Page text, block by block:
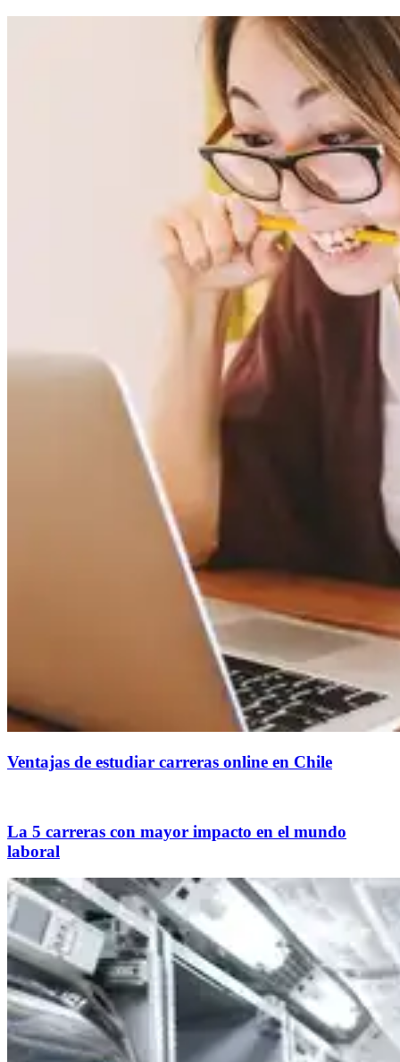
Ventajas de estudiar carreras online en Chile
La 5 carreras con mayor impacto en el mundo
laboral